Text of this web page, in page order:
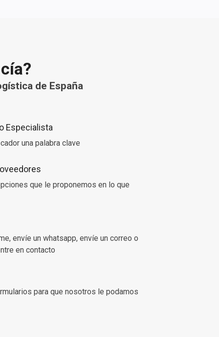
de España
Especialista
una palabra clave
que le proponemos en lo que
envíe un whatsapp, envíe un correo o
en contacto
para que nosotros le podamos